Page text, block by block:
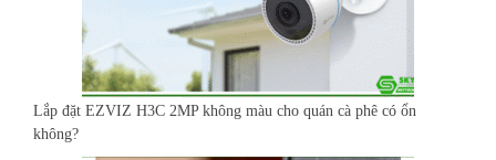
Lắp đặt EZVIZ H3C 2MP không màu cho quán cà phê có ổn
không?